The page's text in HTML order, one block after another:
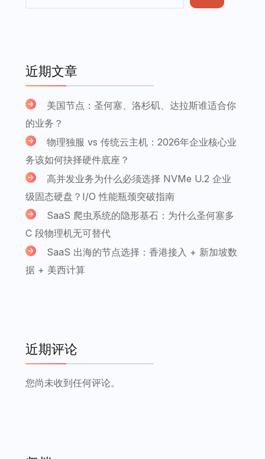
近期文章
美国节点：圣何塞、洛杉矶、达拉斯谁适合你
的业务？
物理独服 vs 传统云主机：2026年企业核心业
务该如何抉择硬件底座？
高并发业务为什么必须选择 NVMe U.2 企业
级固态硬盘？I/O 性能瓶颈突破指南
SaaS 爬虫系统的隐形基石：为什么圣何塞多
C 段物理机无可替代
SaaS 出海的节点选择：香港接入 + 新加坡数
据 + 美西计算
近期评论
您尚未收到任何评论。